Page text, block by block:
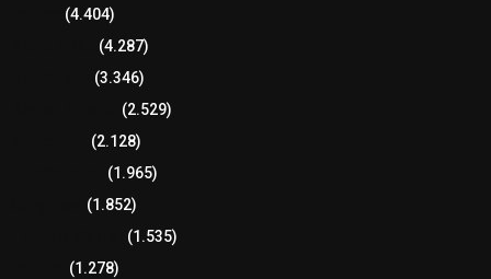
(4.404)
(4.287)
(3.346)
(2.529)
(2.128)
(1.965)
(1.852)
(1.535)
(1.278)